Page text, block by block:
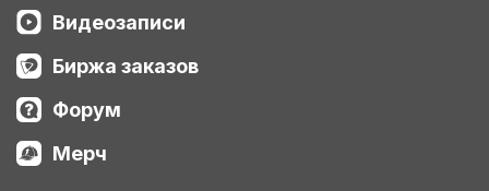
Видеозаписи
Биржа заказов
Форум
Мерч